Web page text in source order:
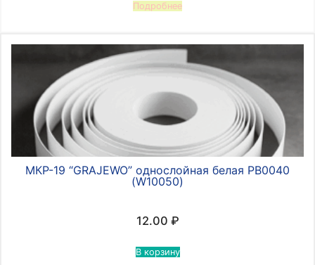
Подробнее
МКР-19 “GRAJEWO” однослойная белая РВ0040
(W10050)
12.00 ₽
В корзину